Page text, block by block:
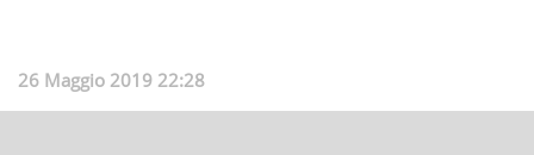
26 Maggio 2019 22:28